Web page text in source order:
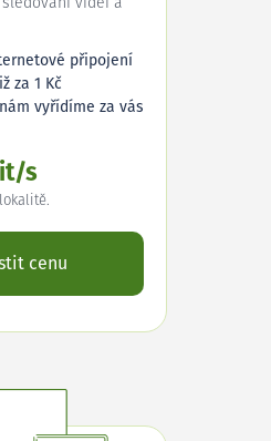
připojení
za 1 Kč
vyřídíme za vás
s
cenu